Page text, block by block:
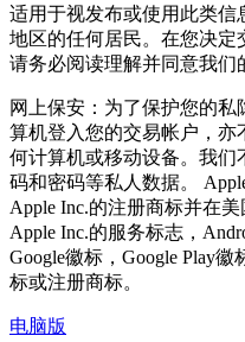
适用于视发布或使用此类信
地区的任何居民。在您决定
请务必阅读理解并同意我们
网上保安：为了保护您的
算机登入您的交易帐户，
何计算机或移动设备。我
码和密码等私人数据。
Apple Inc.的注册商标并在
Apple Inc.的服务标志，
Google徽标，Google Play
标或注册商标。
电脑版